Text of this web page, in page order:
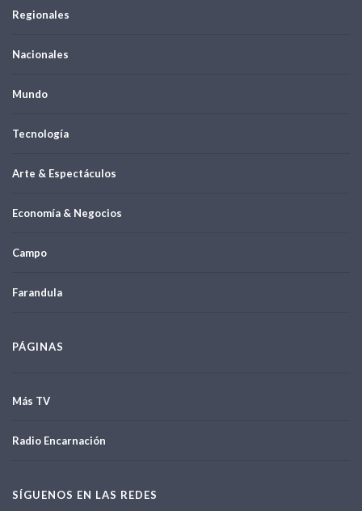
Regionales
Nacionales
Mundo
Tecnología
Arte & Espectáculos
Economía & Negocios
Campo
Farandula
PÁGINAS
Más TV
Radio Encarnación
SÍGUENOS EN LAS REDES